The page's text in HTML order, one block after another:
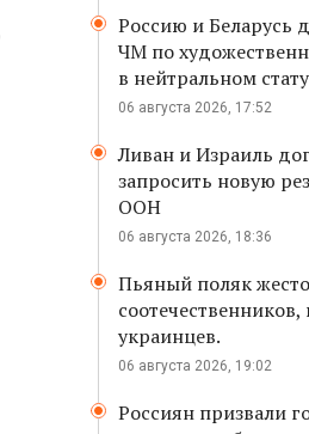
Россию и Беларусь
ЧМ по
в нейтральном
06 августа 2026, 17:52
Ливан и Израиль
запросить новую
ООН
06 августа 2026, 18:36
Пьяный поляк
украинцев.
06 августа 2026, 19:02
Россиян призвали